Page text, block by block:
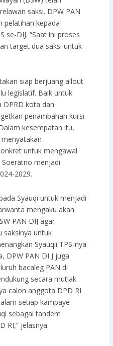
saksi. DPW PAN
pelatihan kepada
se-DIJ. “Saat ini proses
target dua saksi untuk
siap berjuang allout
legislatif. Baik untuk
DPRD kota dan
penambahan kursi
kesempatan itu,
untuk mengawal
Soeratno menjadi
2029.
Syauqi untuk menjadi
mengaku akan
PAN DIJ agar
saksinya untuk
Syauqii TPS-nya
DPW PAN DI J juga
bacaleg PAN di
secara mutlak
calon anggota DPD RI
setiap kampaye
sebagai tandem
RI,” jelasnya.